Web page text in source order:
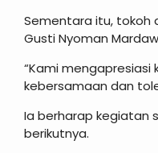
Sementara itu, tokoh
Gusti Nyoman
“Kami mengapresiasi
kebersamaan dan
Ia berharap kegiatan
berikutnya.